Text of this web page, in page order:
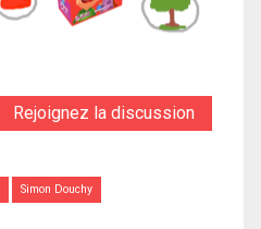
Rejoignez la discussion
Simon Douchy